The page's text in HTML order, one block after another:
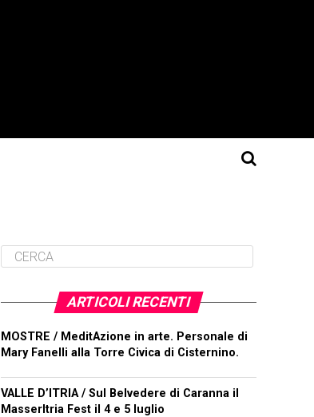
ARTICOLI RECENTI
MOSTRE / MeditAzione in arte. Personale di
Mary Fanelli alla Torre Civica di Cisternino.
VALLE D’ITRIA / Sul Belvedere di Caranna il
MasserItria Fest il 4 e 5 luglio